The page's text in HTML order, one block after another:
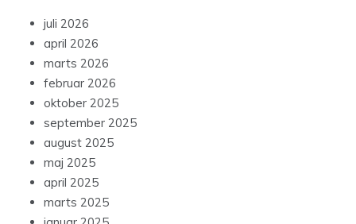
juli 2026
april 2026
marts 2026
februar 2026
oktober 2025
september 2025
august 2025
maj 2025
april 2025
marts 2025